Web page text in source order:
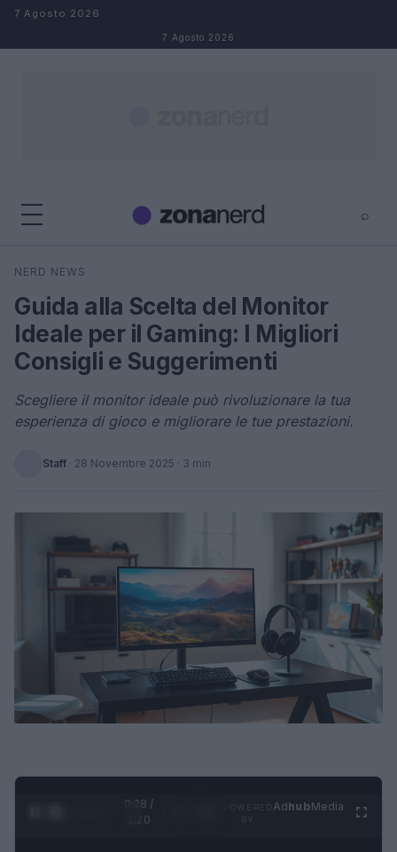
Salta al contenuto
7 Agosto 2026
7 Agosto 2026
⌕
Cerca
NERD NEWS
Guida alla Scelta del Monitor
Ideale per il Gaming: I Migliori
Consigli e Suggerimenti
Scegliere il monitor ideale può rivoluzionare la tua
esperienza di gioco e migliorare le tue prestazioni.
Staff · 28 Novembre 2025 · 3 min
0:29 /
1:20
AdhubMedia